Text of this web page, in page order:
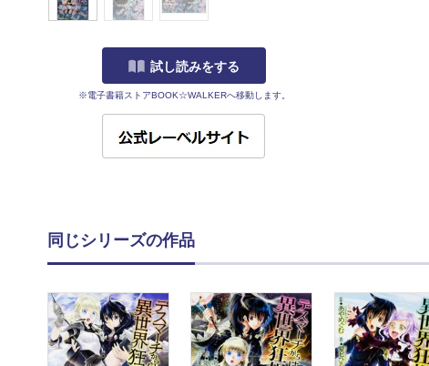
試し読みをする
※電子書籍ストアBOOK☆WALKERへ移動します。
同じシリーズの作品